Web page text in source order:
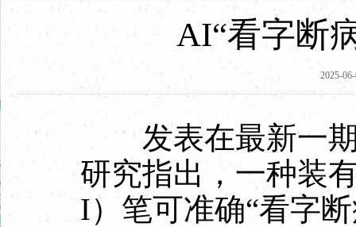
AI“看字断
2025-
发表在最新一期
研究指出，一种装
I）笔可准确“看字